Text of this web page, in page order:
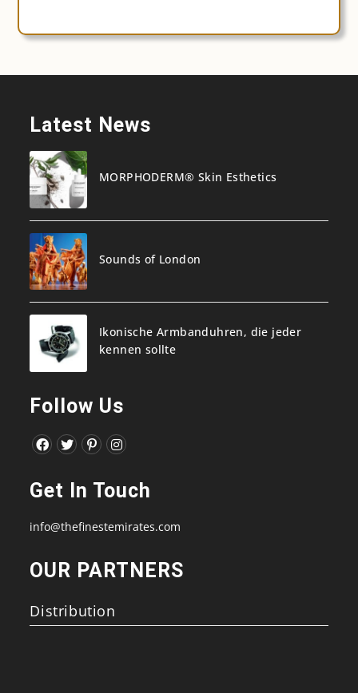
Latest News
MORPHODERM® Skin Esthetics
Sounds of London
Ikonische Armbanduhren, die jeder
kennen sollte
Follow Us
in
new
in
new
in
new
in
new
Get In Touch
info@thefinestemirates.com
OUR PARTNERS
Distribution